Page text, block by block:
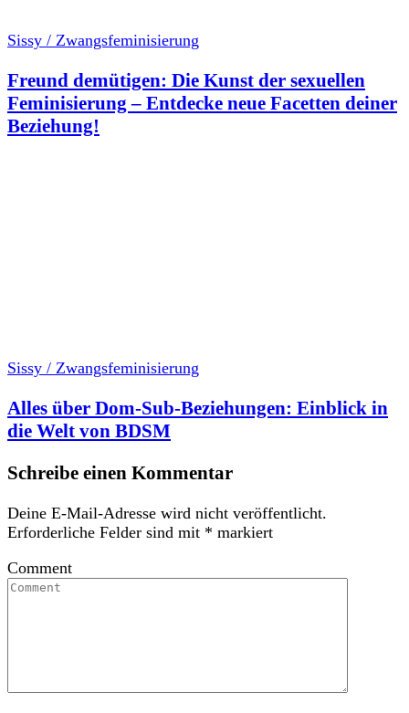
Sissy / Zwangsfeminisierung
Freund demütigen: Die Kunst der sexuellen
Feminisierung – Entdecke neue Facetten deiner
Beziehung!
Sissy / Zwangsfeminisierung
Alles über Dom-Sub-Beziehungen: Einblick in
die Welt von BDSM
Schreibe einen Kommentar
Deine E-Mail-Adresse wird nicht veröffentlicht.
Erforderliche Felder sind mit * markiert
Comment